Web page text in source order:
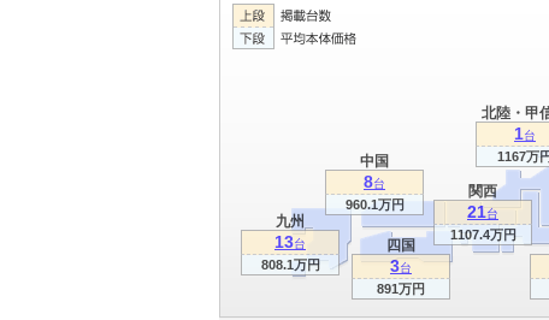
関西
21台
1107.4万円
九州
13台
808.1万円
北陸・甲
1台
1167万
中国
8台
960.1万円
四国
3台
891万円